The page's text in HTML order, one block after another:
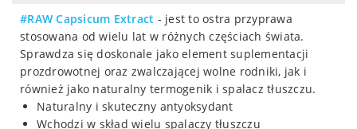
#RAW Capsicum Extract - jest to ostra przyprawa
stosowana od wielu lat w różnych częściach świata.
Sprawdza się doskonale jako element suplementacji
prozdrowotnej oraz zwalczającej wolne rodniki, jak i
również jako naturalny termogenik i spalacz tłuszczu.
Naturalny i skuteczny antyoksydant
Wchodzi w skład wielu spalaczy tłuszczu